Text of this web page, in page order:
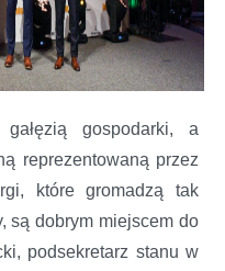
gospodarki, a
reprezentowaną przez
które gromadzą tak
są dobrym miejscem do
podsekretarz stanu w